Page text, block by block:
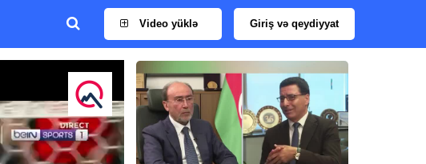
Video yüklə Giriş və qeydiyyat